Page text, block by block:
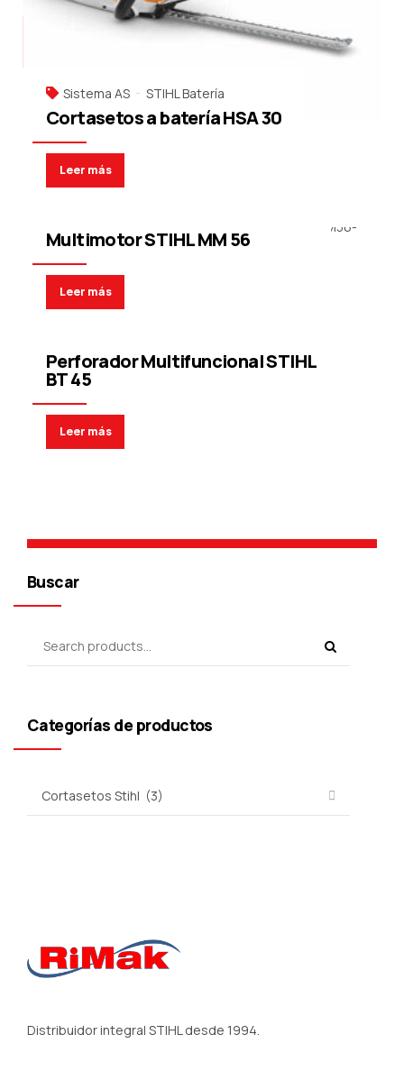
Sistema AS STIHL Batería
Cortasetos a batería HSA 30
Leer más
Multimotor STIHL MM 56
Leer más
Perforador Multifuncional STIHL
BT 45
Leer más
Buscar
Categorías de productos
Distribuidor integral STIHL desde 1994.